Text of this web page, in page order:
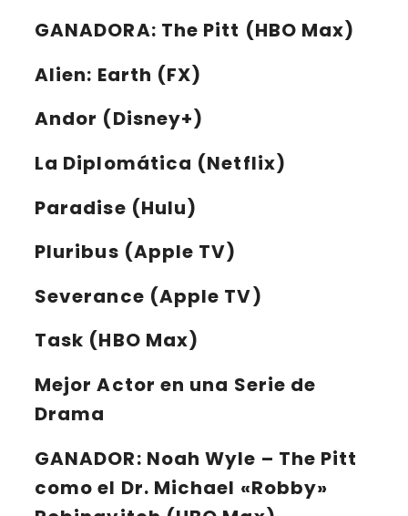
GANADORA: The Pitt (HBO Max)
Alien: Earth (FX)
Andor (Disney+)
La Diplomática (Netflix)
Paradise (Hulu)
Pluribus (Apple TV)
Severance (Apple TV)
Task (HBO Max)
Mejor Actor en una Serie de
Drama
GANADOR: Noah Wyle – The Pitt
como el Dr. Michael «Robby»